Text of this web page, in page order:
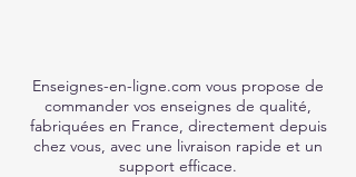
Enseignes-en-ligne.com vous propose de
commander vos enseignes de qualité,
fabriquées en France, directement depuis
chez vous, avec une livraison rapide et un
support efficace.